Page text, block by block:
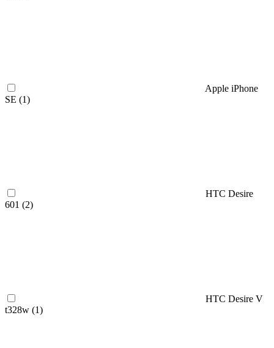
Apple iPhone
SE (1)
HTC Desire
601 (2)
HTC Desire V
t328w (1)